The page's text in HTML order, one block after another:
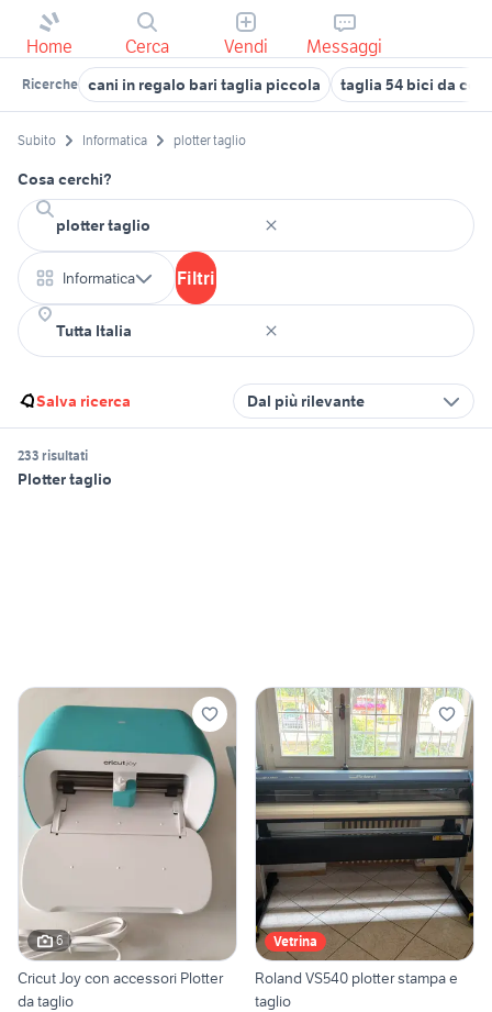
Home Cerca Vendi Messaggi
Ricerche cani in regalo bari taglia piccola taglia 54 bici da
Subito Informatica plotter taglio
Cosa cerchi?
Informatica Filtri
Salva ricerca Dal più rilevante
233 risultati
Plotter taglio
6
Cricut Joy con accessori Plotter
da taglio
Vetrina
Roland VS540 plotter stampa e
taglio